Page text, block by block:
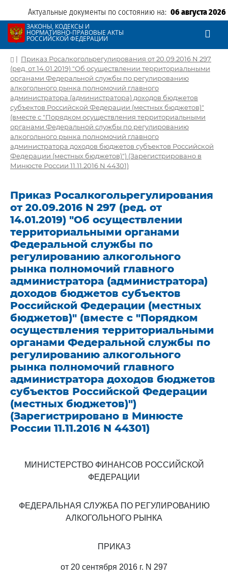
Актуальные документы по состоянию на: 06 августа 2026
ЗАКОНЫ, КОДЕКСЫ И
НОРМАТИВНО-ПРАВОВЫЕ АКТЫ
РОССИЙСКОЙ ФЕДЕРАЦИИ
| Приказ Росалкогольрегулирования от 20.09.2016 N 297
(ред. от 14.01.2019) "Об осуществлении территориальными
органами Федеральной службы по регулированию
алкогольного рынка полномочий главного
администратора (администратора) доходов бюджетов
субъектов Российской Федерации (местных бюджетов)"
(вместе с "Порядком осуществления территориальными
органами Федеральной службы по регулированию
алкогольного рынка полномочий главного
администратора доходов бюджетов субъектов Российской
Федерации (местных бюджетов)") (Зарегистрировано в
Минюсте России 11.11.2016 N 44301)
Приказ Росалкогольрегулирования
от 20.09.2016 N 297 (ред. от
14.01.2019) "Об осуществлении
территориальными органами
Федеральной службы по
регулированию алкогольного
рынка полномочий главного
администратора (администратора)
доходов бюджетов субъектов
Российской Федерации (местных
бюджетов)" (вместе с "Порядком
осуществления территориальными
органами Федеральной службы по
регулированию алкогольного
рынка полномочий главного
администратора доходов бюджетов
субъектов Российской Федерации
(местных бюджетов)")
(Зарегистрировано в Минюсте
России 11.11.2016 N 44301)
МИНИСТЕРСТВО ФИНАНСОВ РОССИЙСКОЙ
ФЕДЕРАЦИИ
ФЕДЕРАЛЬНАЯ СЛУЖБА ПО РЕГУЛИРОВАНИЮ
АЛКОГОЛЬНОГО РЫНКА
ПРИКАЗ
от 20 сентября 2016 г. N 297